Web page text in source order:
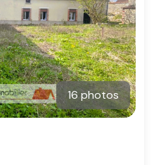
16 photos